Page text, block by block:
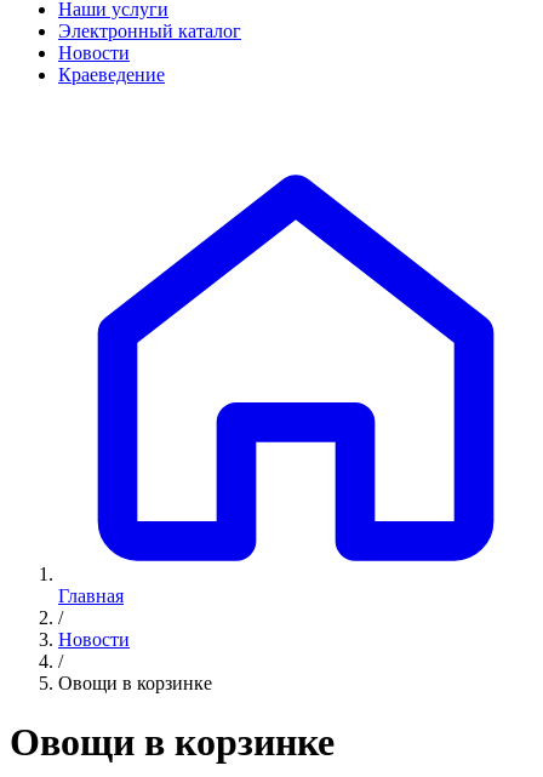
Наши услуги
Электронный каталог
Новости
Краеведение
Главная
/
Новости
/
Овощи в корзинке
Овощи в корзинке